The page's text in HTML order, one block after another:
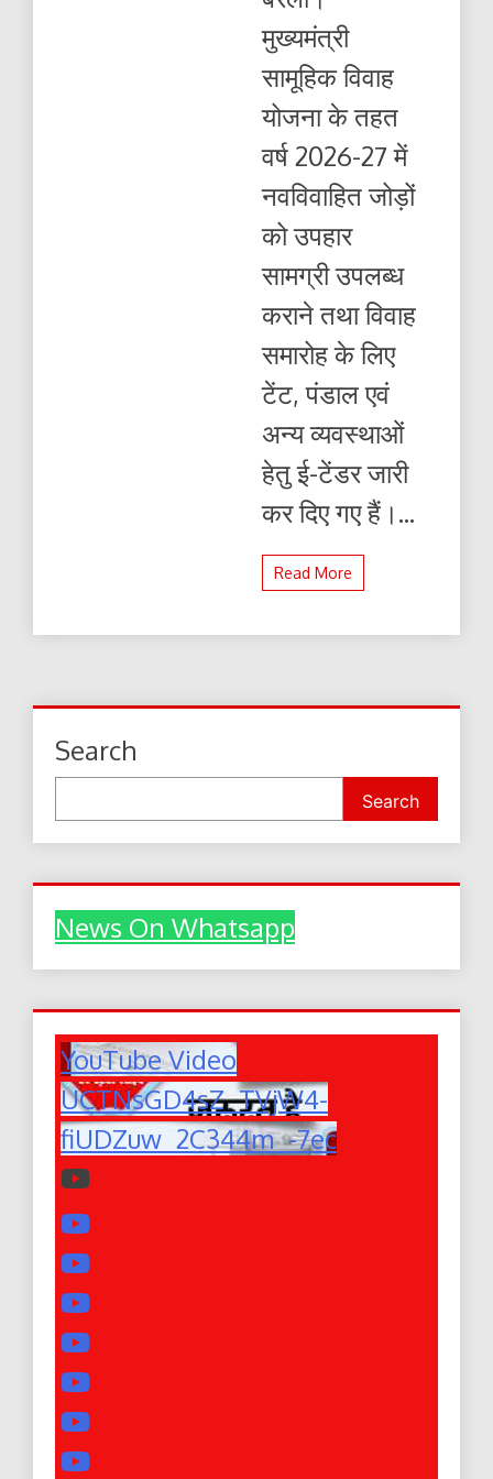
ई-
हुए
जारी
:10
जून
तक
आवेदन
मुख्यमंत्री
सामूहिक विवाह
योजना के तहत
वर्ष 2026-27 में
नवविवाहित जोड़ों
को उपहार
सामग्री उपलब्ध
कराने तथा विवाह
समारोह के लिए
टेंट, पंडाल एवं
अन्य व्यवस्थाओं
हेतु ई-टेंडर जारी
कर दिए गए हैं।...
Read More
Search
Search
News On Whatsapp
YouTube Video
UCTNsGD4sZ_TVjW4-
fiUDZuw_2C344m_-7ec